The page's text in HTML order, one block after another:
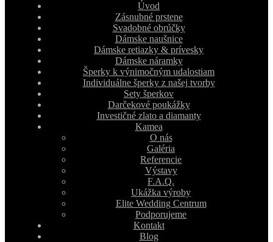
Úvod
Zásnubné prstene
Svadobné obrúčky
Dámske naušnice
Dámske retiazky & prívesky
Dámske náramky
Šperky k výnimočným udalostiam
Individuálne šperky z našej tvorby
Sety šperkov
Darčekové poukážky
Investičné zlato a diamanty
Kamea
O nás
Galéria
Referencie
Výstavy
F.A.Q.
Ukážka výroby
Elite Wedding Centrum
Podporujeme
Kontakt
Blog